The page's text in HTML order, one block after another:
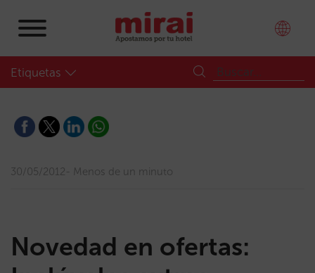
Etiquetas
30/05/2012 Menos de un minuto
Novedad en ofertas: